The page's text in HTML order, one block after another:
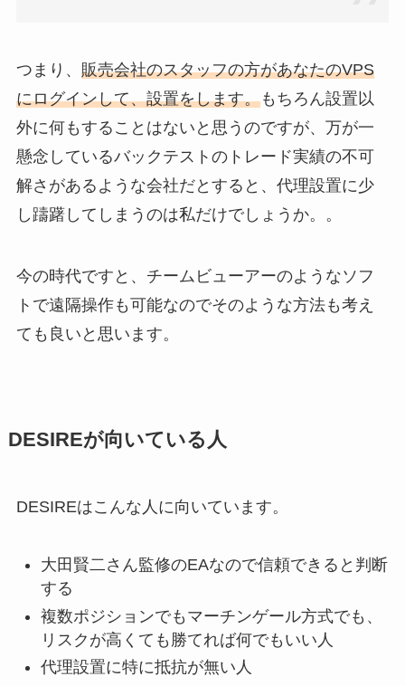
つまり、 販売会社のスタッフの方があなたのVPS
にログインして、設置をします。もちろん設置以
外に何もすることはないと思うのですが、万が一
懸念しているバックテストのトレード実績の不可
解さがあるような会社だとすると、代理設置に少
し躊躇してしまうのは私だけでしょうか。。
今の時代ですと、チームビューアーのようなソフ
トで遠隔操作も可能なのでそのような方法も考え
ても良いと思います。
DESIREが向いている人
DESIREはこんな人に向いています。
大田賢二さん監修のEAなので信頼できると判断
する
複数ポジションでもマーチンゲール方式でも、
リスクが高くても勝てれば何でもいい人
代理設置に特に抵抗が無い人